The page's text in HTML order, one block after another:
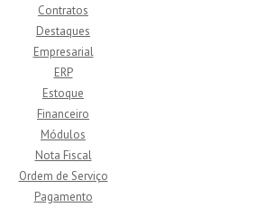
Contratos
Destaques
Empresarial
ERP
Estoque
Financeiro
Módulos
Nota Fiscal
Ordem de Serviço
Pagamento